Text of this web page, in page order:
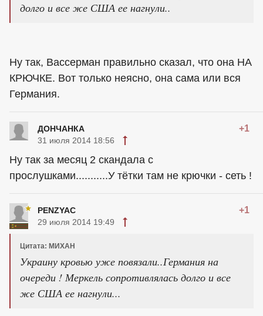
долго и все же США ее нагнули..
Ну так, Вассерман правильно сказал, что она НА
КРЮЧКЕ. Вот только неясно, она сама или вся
Германия.
ДОНЧАНКА +1
31 июля 2014 18:56
Ну так за месяц 2 скандала с
прослушками...........У тётки там не крючки - сеть !
PENZYAC +1
29 июля 2014 19:49
Цитата: МИХАН
Украину кровью уже повязали..Германия на
очереди ! Меркель сопротивлялась долго и все
же США ее нагнули...